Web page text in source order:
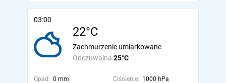
03:00
22°C
Odczuwalna 25°C
Zachmurzenie umiarkowane
Opad: 0 mm Ciśnienie: 1000 hPa